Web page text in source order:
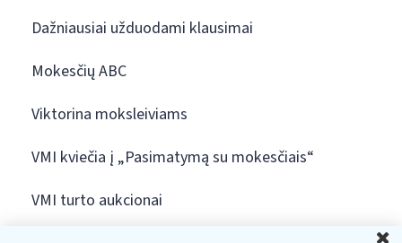
Dažniausiai užduodami klausimai
Mokesčių ABC
Viktorina moksleiviams
VMI kviečia į „Pasimatymą su mokesčiais“
VMI turto aukcionai